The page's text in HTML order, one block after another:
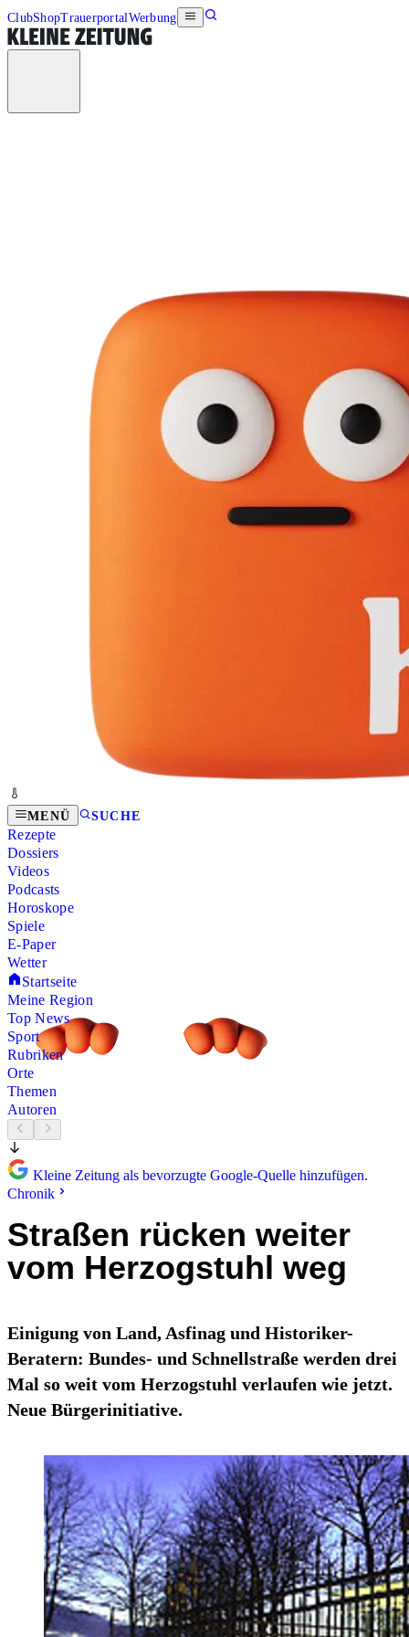
ClubShopTrauerportalWerbung
MENÜ SUCHE
Rezepte
Dossiers
Videos
Podcasts
Horoskope
Spiele
E-Paper
Wetter
Startseite
Meine Region
Top News
Sport
Rubriken
Orte
Themen
Autoren
Kleine Zeitung als bevorzugte Google-Quelle hinzufügen.
Chronik
Straßen rücken weiter
vom Herzogstuhl weg
Einigung von Land, Asfinag und Historiker-
Beratern: Bundes- und Schnellstraße werden drei
Mal so weit vom Herzogstuhl verlaufen wie jetzt.
Neue Bürgerinitiative.